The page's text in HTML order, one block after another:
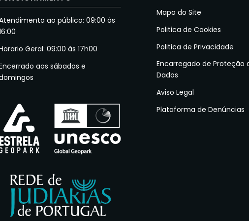
ao público: 09:00 às
Geral: 09:00 às 17h00
aos sábados e
Mapa do Site
Politica de Cookies
Politica de Privacidade
Encarregado de Proteção
Dados
Aviso Legal
Plataforma de Denúncias